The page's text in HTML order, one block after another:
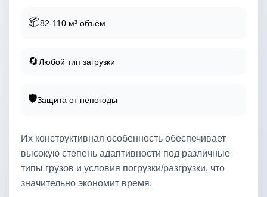
📦82-110 м³ объём
🔄Любой тип загрузки
🛡️Защита от непогоды
Их конструктивная особенность обеспечивает
высокую степень адаптивности под различные
типы грузов и условия погрузки/разгрузки, что
значительно экономит время.